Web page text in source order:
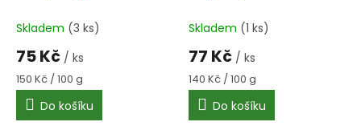
Skladem (3 ks)
75 Kč / ks
Měrná
cena:
150 Kč / 100 g
Do košíku
Skladem (1 ks)
77 Kč / ks
Měrná
cena:
140 Kč / 100 g
Do košíku